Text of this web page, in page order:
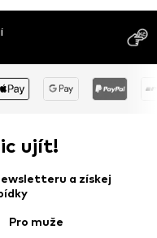
ujít!
a získej
Pro muže